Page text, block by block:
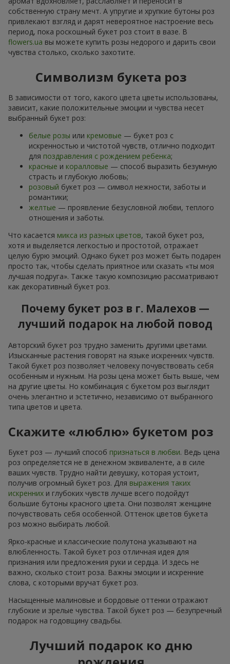
собственную страну мечт. А упругие и хрупкие бутоны роз
привлекают взгляд и дарят невероятное настроение весь
период, пока роскошный букет роз стоит в вазе. В
flowers.ua вы можете купить розы недорого и дарить свои
чувства столько, сколько захотите.
Символизм букета роз
В зависимости от того, какого цвета цветы использованы,
зависит, какие положительные эмоции и чувства несет
выбранный букет роз:
белые розы или кремовые — букет роз с
искренностью и чистотой чувств, отлично подходит
для поздравления с рождением ребенка;
красные и коралловые — способ выразить безумную
страсть и глубокую любовь;
розовый букет роз — символ нежности, заботы и
романтики;
желтые — проявление безусловной любви, теплого
отношения и заботы.
Что касается микса из разных цветов, такой букет роз,
хотя и выделяется легкостью и простотой, отражает
целую бурю эмоций. Однако букет роз может быть подарен
просто так, чтобы сделать приятное или сказать «ты моя
лучшая подруга». Также такую композицию рассматривают
как декоративный букет роз.
Почему букет роз в г. Малехов —
лучший подарок на любой повод
Авторский букет роз трудно заменить другими цветами.
Изысканные растения говорят на языке искренних чувств.
Такой букет роз позволяет человеку почувствовать себя
особенным и нужным. На розы цена может быть выше, чем
на другие цветы. Но комбинация с букетом роз выглядит
очень элегантно и эстетично, независимо от выбранного
типа цветов и цвета.
Скажите «люблю» букетом роз
Букет роз — лучший способ признаться в любви. Ведь цена
роз определяется не в денежном эквиваленте, а в силе
ваших чувств. Трудно найти девушку, которая устоит,
получив огромный букет роз. Для выражения таких
искренних и глубоких чувств лучше всего подойдут
большие бутоны красного цвета. Они позволят женщине
почувствовать себя особенной. Оттенок цветов букета
роз можно выбирать любой.
Ярко-красные и классические полутона указывают на
влюбленность. Такой букет роз отличная идея для
признания или предложения руки и сердца. И здесь не
важно, сколько стоит роза. Важны эмоции и искренние
слова, с которыми вручат букет роз.
Насыщенные малиновые и бордовые оттенки отражают
глубокие и зрелые чувства. Такой букет роз — безупречный
подарок на годовщину свадьбы.
Лучший подарок ко дню